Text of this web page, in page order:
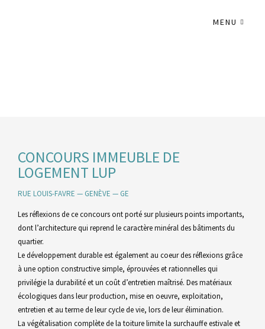
MENU
CONCOURS IMMEUBLE DE
LOGEMENT LUP
RUE LOUIS-FAVRE — GENÈVE — GE
Les réflexions de ce concours ont porté sur plusieurs points importants,
dont l’architecture qui reprend le caractère minéral des bâtiments du
quartier.
Le développement durable est également au coeur des réflexions grâce
à une option constructive simple, éprouvées et rationnelles qui
privilégie la durabilité et un coût d’entretien maîtrisé. Des matériaux
écologiques dans leur production, mise en oeuvre, exploitation,
entretien et au terme de leur cycle de vie, lors de leur élimination.
La végétalisation complète de la toiture limite la surchauffe estivale et